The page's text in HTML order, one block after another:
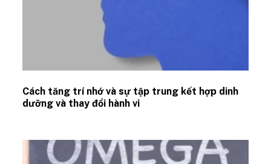
Cách tăng trí nhớ và sự tập trung kết hợp dinh
dưỡng và thay đổi hành vi